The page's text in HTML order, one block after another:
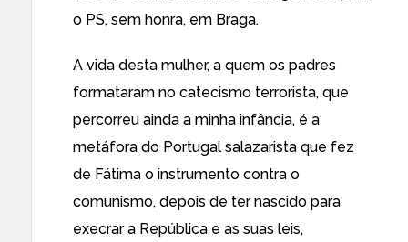
o PS, sem honra, em Braga.
A vida desta mulher, a quem os padres
formataram no catecismo terrorista, que
percorreu ainda a minha infância, é a
metáfora do Portugal salazarista que fez
de Fátima o instrumento contra o
comunismo, depois de ter nascido para
execrar a República e as suas leis,